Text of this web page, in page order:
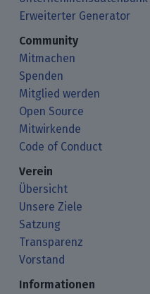
Erweiterter Generator
Community
Mitmachen
Spenden
Mitglied werden
Open Source
Mitwirkende
Code of Conduct
Verein
Übersicht
Unsere Ziele
Satzung
Transparenz
Vorstand
Informationen